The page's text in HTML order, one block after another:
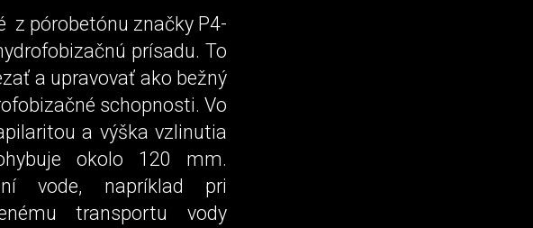
z pórobetónu značky P4-
prísadu. To
a upravovať ako bežný
schopnosti. Vo
a výška vzlinutia
okolo 120 mm.
vode, napríklad pri
transportu vody